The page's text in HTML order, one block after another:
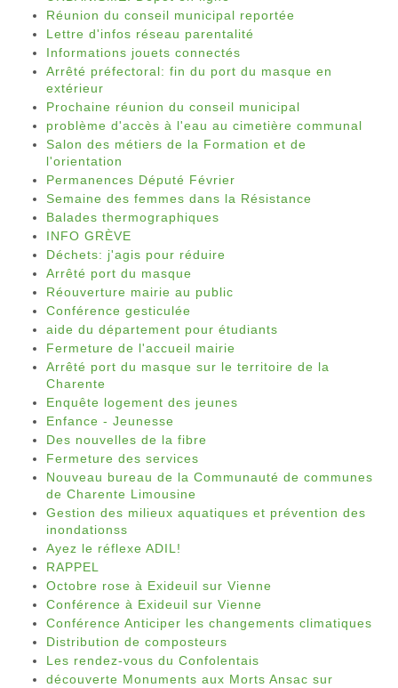
Réunion du conseil municipal reportée
Lettre d'infos réseau parentalité
Informations jouets connectés
Arrêté préfectoral: fin du port du masque en
extérieur
Prochaine réunion du conseil municipal
problème d'accès à l'eau au cimetière communal
Salon des métiers de la Formation et de
l'orientation
Permanences Député Février
Semaine des femmes dans la Résistance
Balades thermographiques
INFO GRÈVE
Déchets: j'agis pour réduire
Arrêté port du masque
Réouverture mairie au public
Conférence gesticulée
aide du département pour étudiants
Fermeture de l'accueil mairie
Arrêté port du masque sur le territoire de la
Charente
Enquête logement des jeunes
Enfance - Jeunesse
Des nouvelles de la fibre
Fermeture des services
Nouveau bureau de la Communauté de communes
de Charente Limousine
Gestion des milieux aquatiques et prévention des
inondationss
Ayez le réflexe ADIL!
RAPPEL
Octobre rose à Exideuil sur Vienne
Conférence à Exideuil sur Vienne
Conférence Anticiper les changements climatiques
Distribution de composteurs
Les rendez-vous du Confolentais
découverte Monuments aux Morts Ansac sur